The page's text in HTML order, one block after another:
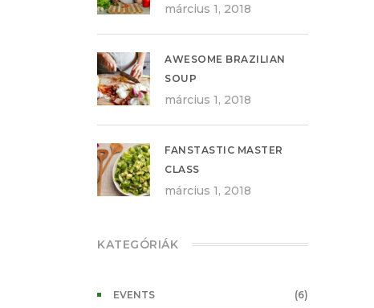
március 1, 2018
AWESOME BRAZILIAN
SOUP
március 1, 2018
FANSTASTIC MASTER
CLASS
március 1, 2018
KATEGÓRIÁK
EVENTS (6)